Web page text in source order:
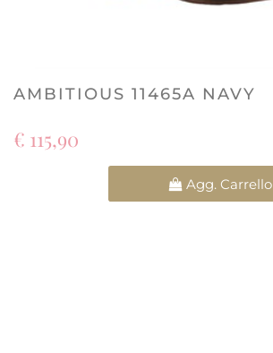
AMBITIOUS 11465A NAVY
€ 115,90
Agg. Carrello